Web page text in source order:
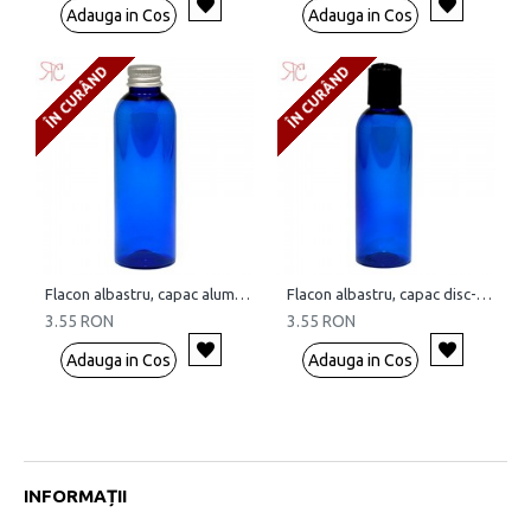
Adauga in Cos Adauga in Cos
ÎN CURÂND
Flacon albastru, capac aluminiu, 100 ml
3.55 RON
Adauga in Cos
ÎN CURÂND
Flacon albastru, capac disc-top, 100 ml
3.55 RON
Adauga in Cos
INFORMAȚII